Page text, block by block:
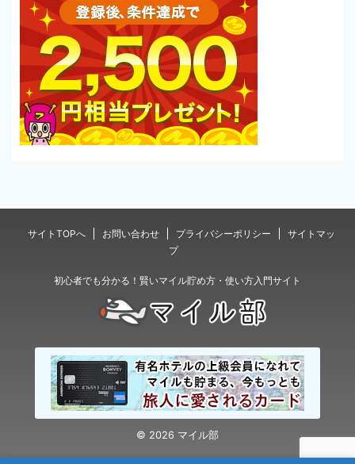
サイトTOPへ お問い合わせ プライバシーポリシー
サイトマッ
プ
初心者でも分かる！賢いマイル貯め方・使い方入門サイト
© 2026 マイル部